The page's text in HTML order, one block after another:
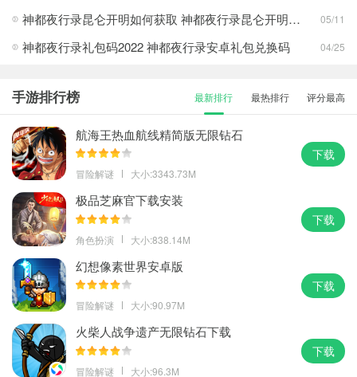
神都夜行录昆仑开明如何获取 神都夜行录昆仑开明攻略 05/11
神都夜行录礼包码2022 神都夜行录安卓礼包兑换码 04/25
手游排行榜 最新排行 最热排行 评分最高
航海王热血航线精简版无限钻石
冒险解谜 大小:3343.73M
下载
极品芝麻官下载安装
角色扮演 大小:838.14M
下载
幻想像素世界安卓版
冒险解谜 大小:90.97M
下载
火柴人战争遗产无限钻石下载
冒险解谜 大小:96.3M
下载